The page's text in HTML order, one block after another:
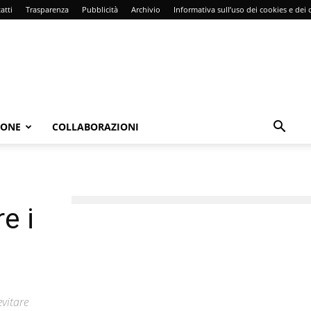
Trasparenza Pubblicità Archivio Informativa sull’uso dei cookies e dei
COLLABORAZIONI
i